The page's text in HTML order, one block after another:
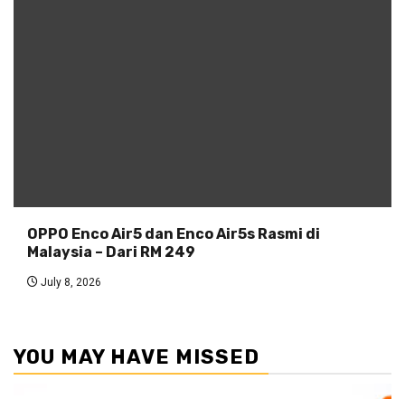
OPPO Enco Air5 dan Enco Air5s Rasmi di
Malaysia – Dari RM 249
July 8, 2026
YOU MAY HAVE MISSED